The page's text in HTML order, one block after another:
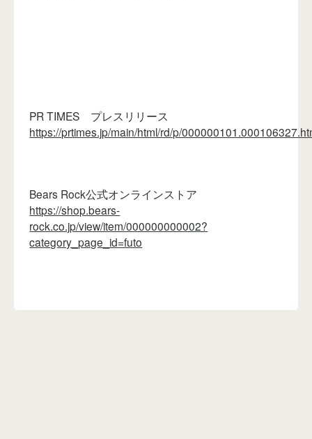
PR TIMES プレスリリース
https://prtimes.jp/main/html/rd/p/
Bears Rock公式オンラインストア
https://shop.bears-
rock.co.jp/view/item/000000000002?
category_page_id=futo